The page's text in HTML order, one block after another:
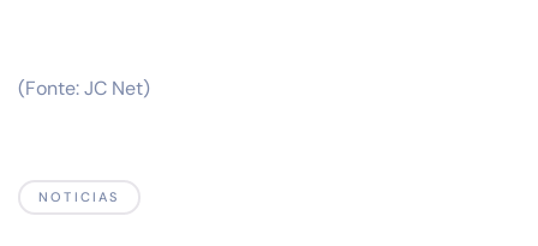
(Fonte: JC Net)
NOTICIAS